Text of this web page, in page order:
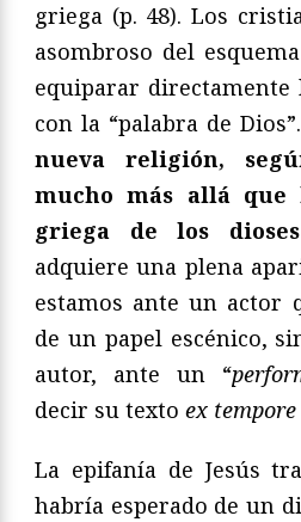
griega (p. 48). Los
asombroso del
equiparar directamente
con la “palabra de
nueva religión,
mucho más allá que
griega de los
adquiere una plena
estamos ante un actor
de un papel escénico,
autor, ante un “
decir su texto ex tempore
La epifanía de Jesús
habría esperado de un